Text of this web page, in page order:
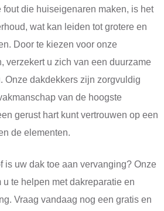
fout die huiseigenaren maken, is het
wat kan leiden tot grotere en
Door te kiezen voor onze
verzekert u zich van een duurzame
Onze dakdekkers zijn zorgvuldig
van de hoogste
gerust hart kunt vertrouwen op een
de elementen.
is uw dak toe aan vervanging? Onze
te helpen met dakreparatie en
Vraag vandaag nog een gratis en